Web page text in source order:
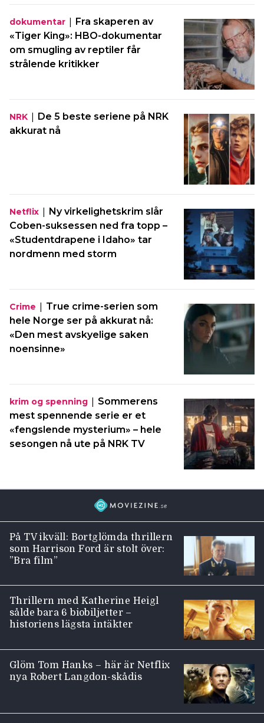
dokumentar | Fra skaperen av
«Tiger King»: HBO-dokumentar
om smugling av reptiler får
strålende kritikker
NRK | De 5 beste seriene på NRK
akkurat nå
Netflix | Ny virkelighetskrim slår
Coben-suksessen ned fra topp –
«Studentdrapene i Idaho» tar
nordmenn med storm
Crime | True crime-serien som
hele Norge ser på akkurat nå:
«Den mest avskyelige saken
noensinne»
krim og spenning | Sommerens
mest spennende serie er et
«fengslende mysterium» – hele
sesongen nå ute på NRK TV
På TV ikväll: Bortglömda thrillern
som Harrison Ford är stolt över:
”Bra film”
Thrillern med Katherine Heigl
sålde bara 6 biobiljetter –
historiens lägsta intäkter
Glöm Tom Hanks – här är Netflix
nya Robert Langdon-skådis